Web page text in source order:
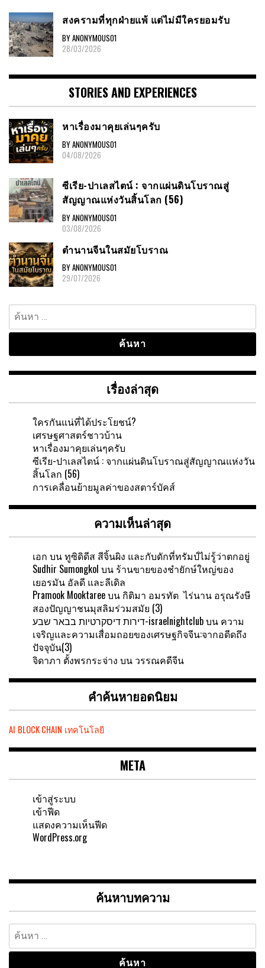
สงครามที่ทุกฝ่ายแพ้ แต่ไม่มีใครยอมรับ
BY ANONYMOUS01
28/03/2026
STORIES AND EXPERIENCES
หาเรื่องมาคุยเล่นๆครับ
BY ANONYMOUS01
04/08/2026
ซีเรีย-ปาเลสไตน์ : จากแผ่นดินโบราณสู่
สัญญาณแห่งวันสิ้นโลก (56)
BY ANONYMOUS01
03/08/2026
ตำนานจีนในสมัยโบราณ
BY ANONYMOUS01
29/07/2026
ค้นหา
สำหรับ:
เรื่องล่าสุด
ใครกันแน่ที่ได้ประโยชน์?
เศรษฐศาสตร์ชาวบ้าน
หาเรื่องมาคุยเล่นๆครับ
ซีเรีย-ปาเลสไตน์ : จากแผ่นดินโบราณสู่สัญญาณแห่งวัน
สิ้นโลก (56)
การเคลื่อนย้ายมูลค่าของสตาร์บัคส์
ความเห็นล่าสุด
เอก บนทูซิดิดีส สีจิ้นผิง และกับดักที่ทรัมป์ไม่รู้ว่าตกอยู่
Sudhir Sumongkol บน ร้านขายของชำยักษ์ใหญ่ของ
เยอรมัน อัลดี และลีเดิล
Pramook Mooktareeบน กิติมา อมรทัต ไร่นาน อรุณรังษี
สองปัญญาชนมุสลิมร่วมสมัย (3)
דירות דיסקרטיות בבאר שבע-israelnightclubบน ความ
เจริญและความเสื่อมถอยของเศรษฐกิจจีน:จากอดีดถึง
ปัจจุบัน(3)
จิดาภา ตั้งพรกระจ่าง บน วรรณคดีจีน
คำค้นหายอดนิยม
AI BLOCK CHAIN เทคโนโลยี
META
เข้าสู่ระบบ
เข้าฟีด
แสดงความเห็นฟีด
WordPress.org
ค้นหาบทความ
ค้นหา
สำหรับ: